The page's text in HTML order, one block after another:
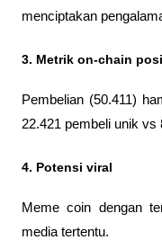
menciptakan
3. Metrik on-chain
Pembelian (50.411)
22.421 pembeli unik vs
4. Potensi viral
Meme coin dengan
media tertentu.